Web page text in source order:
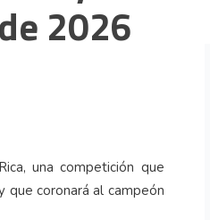
2026
una competición que
que coronará al campeón